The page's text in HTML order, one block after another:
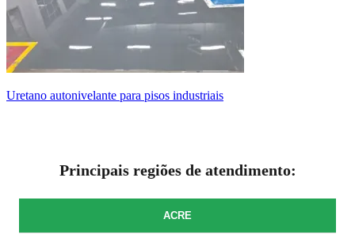
uretano autonivelante para pisos industriais
Principais regiões de atendimento:
ACRE